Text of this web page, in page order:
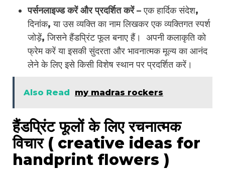
पर्सनलाइज्ड करें और प्रदर्शित करें –एक हार्दिक संदेश,
दिनांक, या उस व्यक्ति का नाम लिखकर एक व्यक्तिगत स्पर्श
जोड़ें, जिसने हैंडप्रिंट फूल बनाए हैं। अपनी कलाकृति को
फ्रेम करें या इसकी सुंदरता और भावनात्मक मूल्य का आनंद
लेने के लिए इसे किसी विशेष स्थान पर प्रदर्शित करें।
Also Read my madras rockers
हैंडप्रिंट फूलों के लिए रचनात्मक
विचार ( creative ideas for
handprint flowers )